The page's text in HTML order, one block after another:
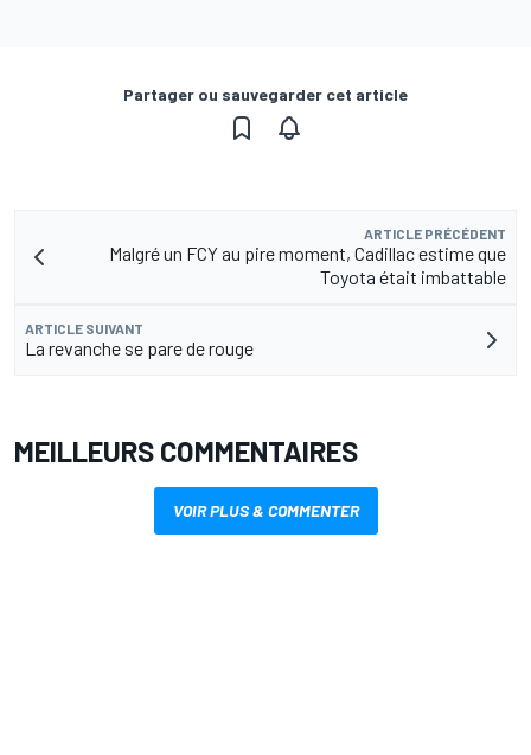
Partager ou sauvegarder cet article
ARTICLE PRÉCÉDENT
Malgré un FCY au pire moment, Cadillac estime que
Toyota était imbattable
ARTICLE SUIVANT
La revanche se pare de rouge
MEILLEURS COMMENTAIRES
VOIR PLUS & COMMENTER